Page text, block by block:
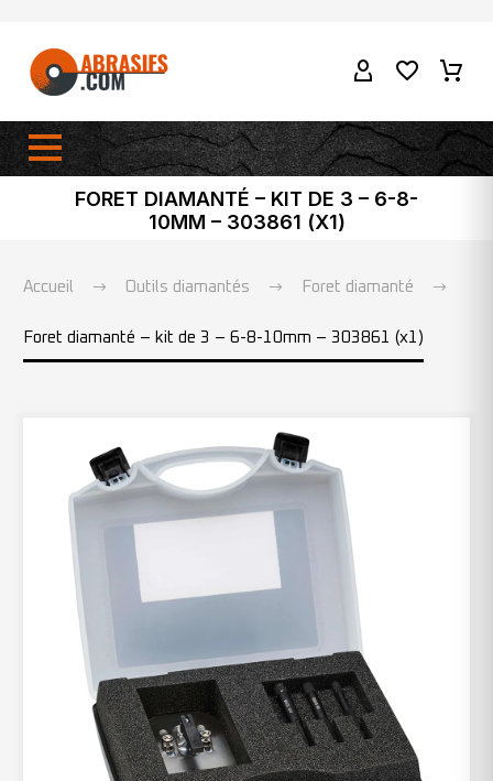
FORET DIAMANTÉ – KIT DE 3 – 6-8-
10MM – 303861 (X1)
Accueil Outils diamantés Foret diamanté
Foret diamanté – kit de 3 – 6-8-10mm – 303861 (x1)